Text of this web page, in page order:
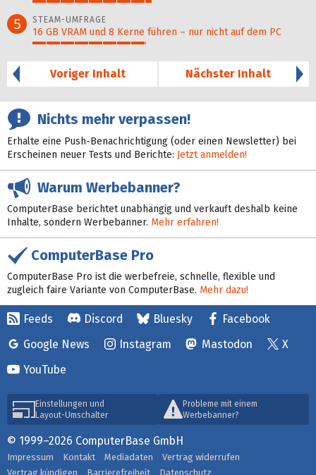
5 STEAM-UMFRAGE
16 GB VRAM und 8 Kerne führen – nur nicht auf dem PC
Voriger Inhalt
Nächster Inhalt
Nichts mehr verpassen!
Erhalte eine Push-Benachrichtigung (oder einen Newsletter) bei
Erscheinen neuer Tests und Berichte: Jetzt anmelden!
Warum Werbebanner?
ComputerBase berichtet unabhängig und verkauft deshalb keine
Inhalte, sondern Werbebanner. Mehr erfahren!
ComputerBase Pro
ComputerBase Pro ist die werbefreie, schnelle, flexible und
zugleich faire Variante von ComputerBase. Mehr dazu!
Feeds Discord Bluesky
Facebook
Google News
Instagram Mastodon
X
YouTube
Einstellungen und
Layout-Umschalter
Probleme mit einem
Werbebanner?
© 1999–2026 ComputerBase GmbH
Impressum Kontakt Mediadaten
Vertrag widerrufen
Vertrag kündigen
Barrierefreiheit Datenschutz